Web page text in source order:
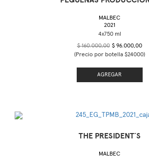
MALBEC
2021
$ 160.000,00 $ 96.000,00
(Precio por botella $24000)
AGREGAR
THE PRESIDENT´S
MALBEC